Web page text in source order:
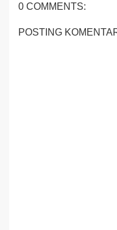
0 COMMENTS:
POSTING